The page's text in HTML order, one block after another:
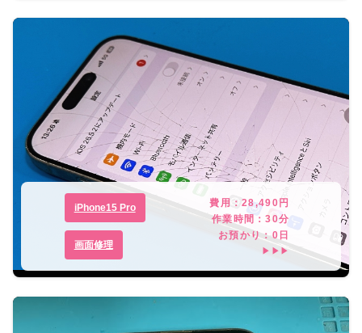
iPhone15 Pro
画面修理
費用：28,490 円
作業時間：30分
お預かり：0 日
▶▶▶